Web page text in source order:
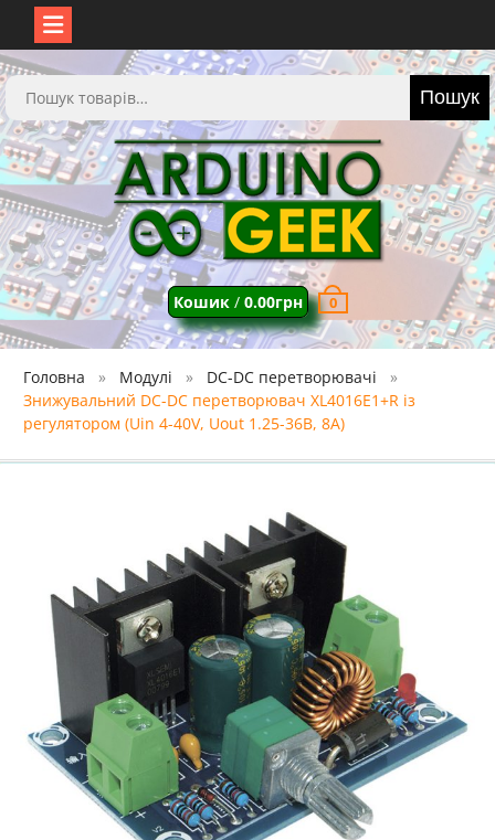
Перейти
до
вмісту
Шукати: Пошук
Кошик/ 0.00грн 0
Головна Модулі
DC-DC перетворювачі
Знижувальний DC-DC перетворювач XL4016E1+R із
регулятором (Uin 4-40V, Uout 1.25-36В, 8А)